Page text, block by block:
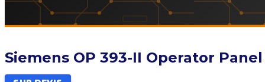
Siemens OP 393-II Operator Panel